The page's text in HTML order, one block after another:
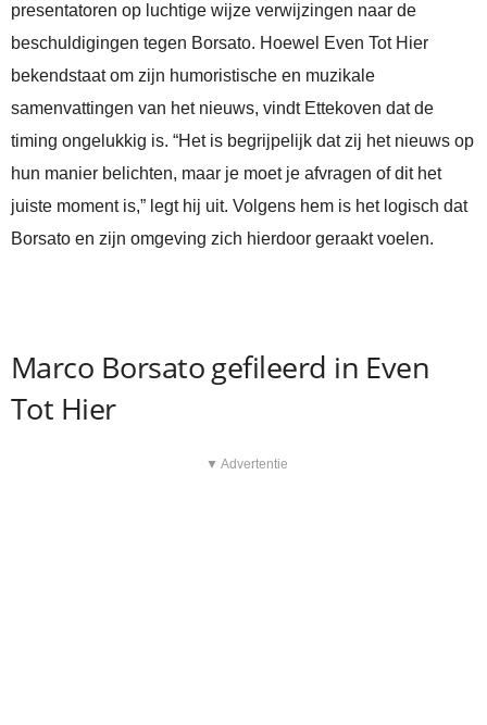
presentatoren op luchtige wijze verwijzingen naar de
beschuldigingen tegen Borsato. Hoewel Even Tot Hier
bekendstaat om zijn humoristische en muzikale
samenvattingen van het nieuws, vindt Ettekoven dat de
timing ongelukkig is. “Het is begrijpelijk dat zij het nieuws op
hun manier belichten, maar je moet je afvragen of dit het
juiste moment is,” legt hij uit. Volgens hem is het logisch dat
Borsato en zijn omgeving zich hierdoor geraakt voelen.
Marco Borsato gefileerd in Even
Tot Hier
▼ Advertentie